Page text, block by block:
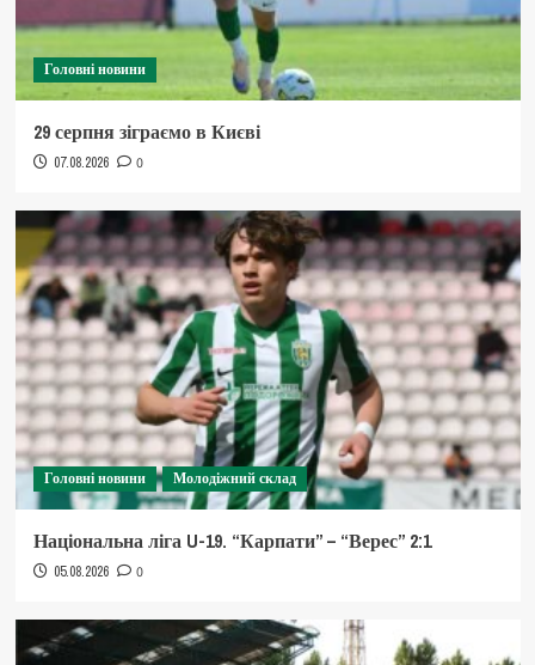
Головні новини
29 серпня зіграємо в Києві
07.08.2026 0
Головні новини Молодіжний склад
Національна ліга U-19. “Карпати” – “Верес” 2:1
05.08.2026 0